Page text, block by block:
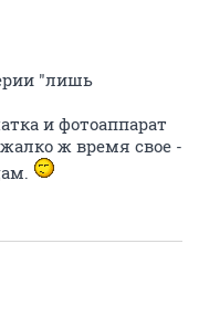
"лишь
и фотоаппарат
ж время свое -